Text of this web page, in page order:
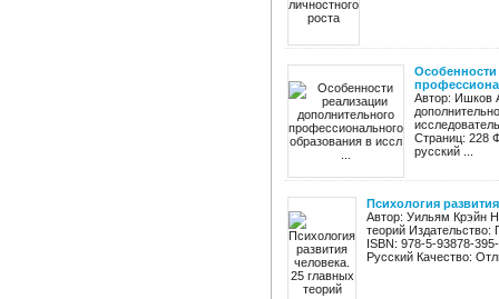
Автор: Ишков
Страниц: 228
русский ...
Психология
Автор: Уильям Крэйн
теорий Издательство:
ISBN: 978-5-93878-
Русский Качество: